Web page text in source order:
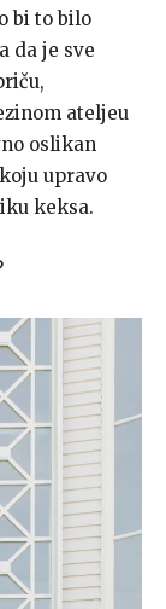
bi to bilo
da je sve
ateljeu
oslikan
upravo
keksa.